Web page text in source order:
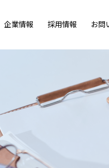
企業情報 採用情報 お問